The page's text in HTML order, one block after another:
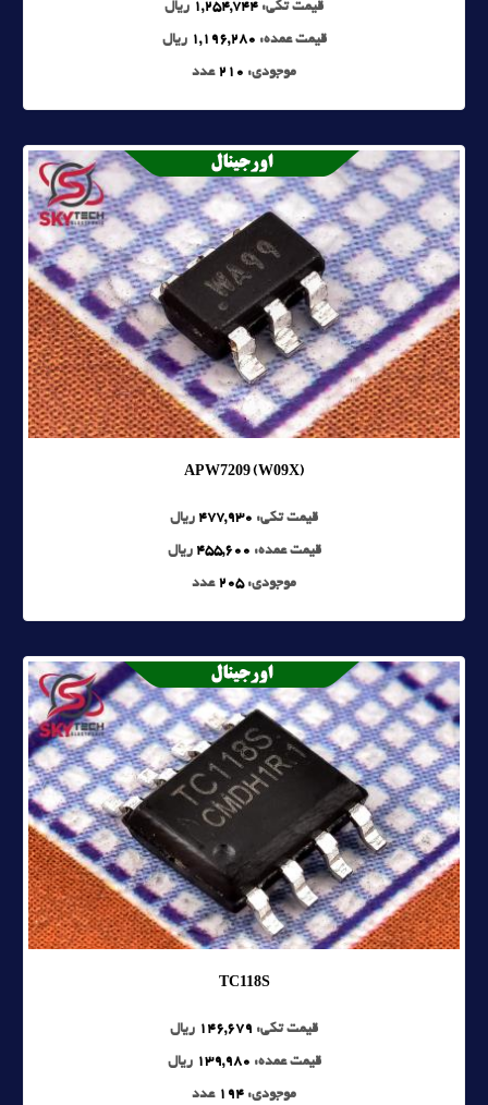
قیمت تکی: 1,254,744 ریال
قیمت عمده: 1,196,280 ریال
موجودی: 210 عدد
APW7209 (W09X)
قیمت تکی: 477,930 ریال
قیمت عمده: 455,600 ریال
موجودی:205 عدد
TC118S
قیمت تکی: 146,679 ریال
قیمت عمده: 139,980 ریال
موجودی: 194 عدد